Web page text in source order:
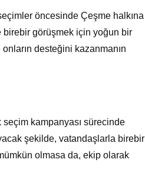
öncesinde Çeşme halkına
birebir görüşmek için yoğun bir
desteğini kazanmanın
seçim kampanyası sürecinde
şekilde, vatandaşlarla birebir
olmasa da, ekip olarak